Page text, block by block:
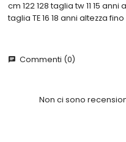
cm 122 128 taglia tw 11 15
taglia TE 16 18 anni altezza
chat Commenti (0)
Non ci sono